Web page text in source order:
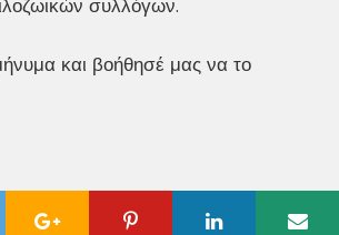
συλλόγων.
και βοήθησέ μας να το
Google Pinterest Linkedin